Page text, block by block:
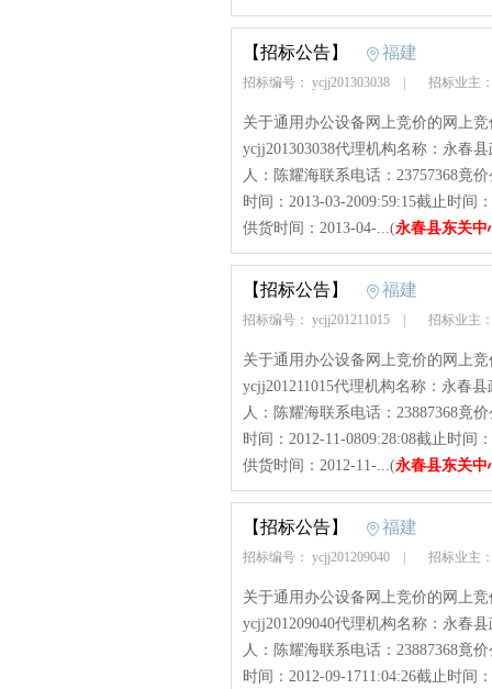
【招标公告】 福建
招标编号： ycjj201303038 招标业主
关于通用办公设备网上竞价的网上
ycjj201303038代理机构名称：永春
人：陈耀海联系电话：23757368竟
时间：2013-03-2009:59:15截止时间
供货时间：2013-04-...(永春县东关中
【招标公告】 福建
招标编号： ycjj201211015 招标业主
关于通用办公设备网上竞价的网上
ycjj201211015代理机构名称：永春
人：陈耀海联系电话：23887368竟
时间：2012-11-0809:28:08截止时间
供货时间：2012-11-...(永春县东关中
【招标公告】 福建
招标编号： ycjj201209040 招标业主
关于通用办公设备网上竞价的网上
ycjj201209040代理机构名称：永春
人：陈耀海联系电话：23887368竟
时间：2012-09-1711:04:26截止时间